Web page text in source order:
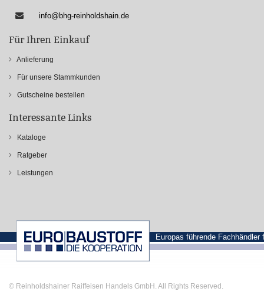
info@bhg-reinholdshain.de
Für Ihren Einkauf
Anlieferung
Für unsere Stammkunden
Gutscheine bestellen
Interessante Links
Kataloge
Ratgeber
Leistungen
Europas führende
© Reinholdshainer Raiffeisen Handels GmbH. All Rights Reserved.